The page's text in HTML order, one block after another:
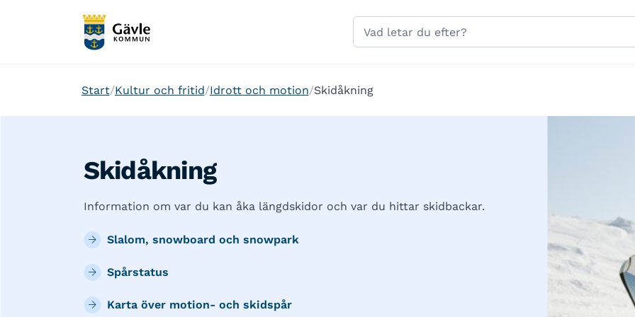
Sök
på
Start Kultur och fritid Idrott och motion Skidåkning
Skidåkning
Information om var du kan åka längdskidor och var du hittar skidbackar.
Slalom, snowboard och snowpark
Spårstatus
Karta över motion- och skidspår